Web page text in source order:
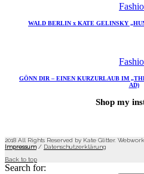
WALD BERLIN x KATE GELINSKY
GÖNN DIR – EINEN KURZURLAUB IM
AD)
Shop my
2018 All Rights Reserved by Kate Glitter.
Impressum/ Datenschutzerklärung
Back to top
Search for: